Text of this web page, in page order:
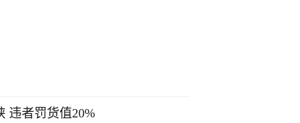
违者罚货值20%